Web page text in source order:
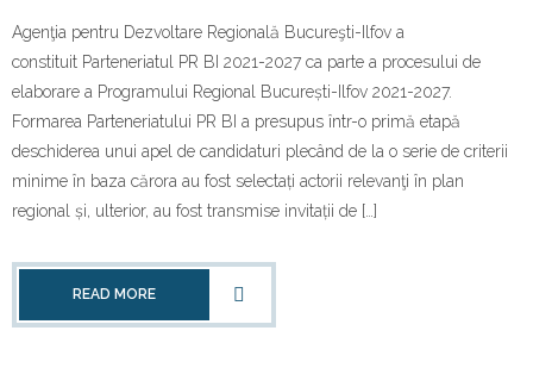
Agenţia pentru Dezvoltare Regională Bucureşti-Ilfov a
constituit Parteneriatul PR BI 2021-2027 ca parte a procesului de
elaborare a Programului Regional București-Ilfov 2021-2027.
Formarea Parteneriatului PR BI a presupus într-o primă etapă
deschiderea unui apel de candidaturi plecând de la o serie de criterii
minime în baza cărora au fost selectați actorii relevanţi în plan
regional și, ulterior, au fost transmise invitații de […]
READ MORE